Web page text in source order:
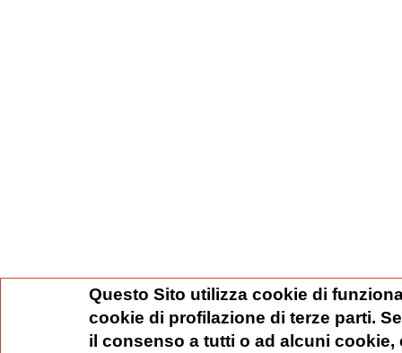
Questo Sito utilizza cookie di
cookie di profilazione di terze parti.
il consenso a tutti o ad alcuni